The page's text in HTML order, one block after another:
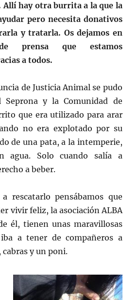
Allí hay otra burrita a la que la
pero necesita donativos
y tratarla. Os dejamos en
prensa que estamos
a todos.
de Justicia Animal se pudo
y la Comunidad de
que era utilizado para arar
no era explotado por su
de una pata, a la intemperie,
agua. Solo cuando salía a
a beber.
rescatarlo pensábamos que
vivir feliz, la asociación ALBA
él, tienen unas maravillosas
a tener de compañeros a
cabras y un poni.